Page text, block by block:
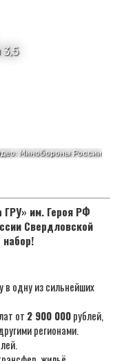
им. Героя РФ
Свердловской
в одну из сильнейших
от 2 900 000рублей,
регионами.